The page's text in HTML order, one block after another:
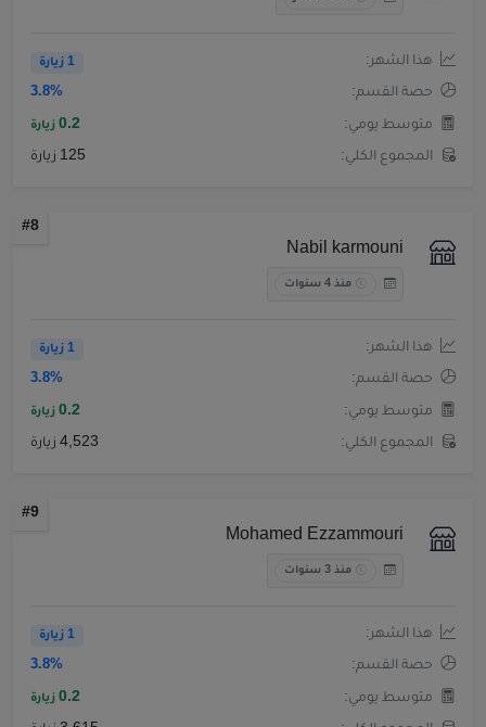
هذا الشهر: 1 زيارة
حصة القسم: 3.8%
متوسط يومي: 0.2 زيارة
المجموع الكلي: 125 زيارة
#8
Nabil karmouni
منذ 4 سنوات
هذا الشهر: 1 زيارة
حصة القسم: 3.8%
متوسط يومي: 0.2 زيارة
المجموع الكلي: 4,523 زيارة
#9
Mohamed Ezzammouri
منذ 3 سنوات
هذا الشهر: 1 زيارة
حصة القسم: 3.8%
متوسط يومي: 0.2 زيارة